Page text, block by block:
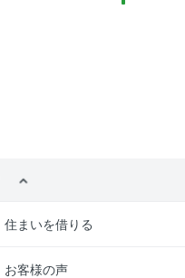
住まいを借りる
お客様の声